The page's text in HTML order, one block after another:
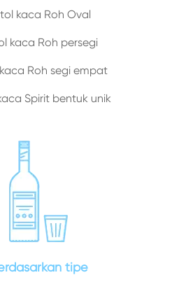
kaca Roh Oval
kaca Roh persegi
Roh segi empat
Spirit bentuk unik
tipe